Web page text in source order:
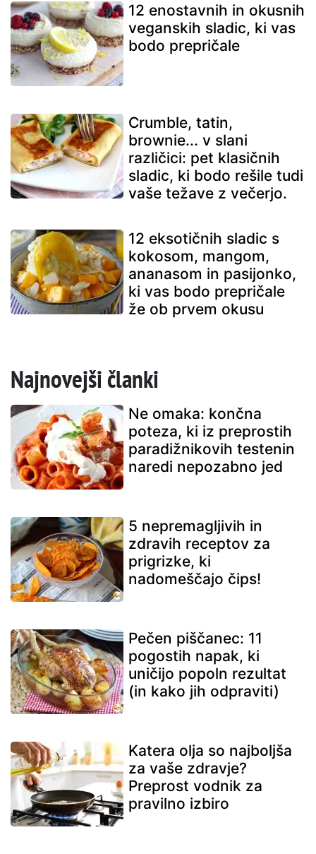
12 enostavnih in okusnih
veganskih sladic, ki vas
bodo prepričale
Crumble, tatin,
brownie... v slani
različici: pet klasičnih
sladic, ki bodo rešile tudi
vaše težave z večerjo.
12 eksotičnih sladic s
kokosom, mangom,
ananasom in pasijonko,
ki vas bodo prepričale
že ob prvem okusu
Najnovejši članki
Ne omaka: končna
poteza, ki iz preprostih
paradižnikovih testenin
naredi nepozabno jed
5 nepremagljivih in
zdravih receptov za
prigrizke, ki
nadomeščajo čips!
Pečen piščanec: 11
pogostih napak, ki
uničijo popoln rezultat
(in kako jih odpraviti)
Katera olja so najboljša
za vaše zdravje?
Preprost vodnik za
pravilno izbiro